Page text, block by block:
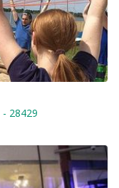
- 28429